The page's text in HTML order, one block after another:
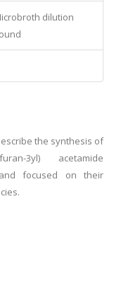
dilution
the synthesis of
3yl) acetamide
focused on their